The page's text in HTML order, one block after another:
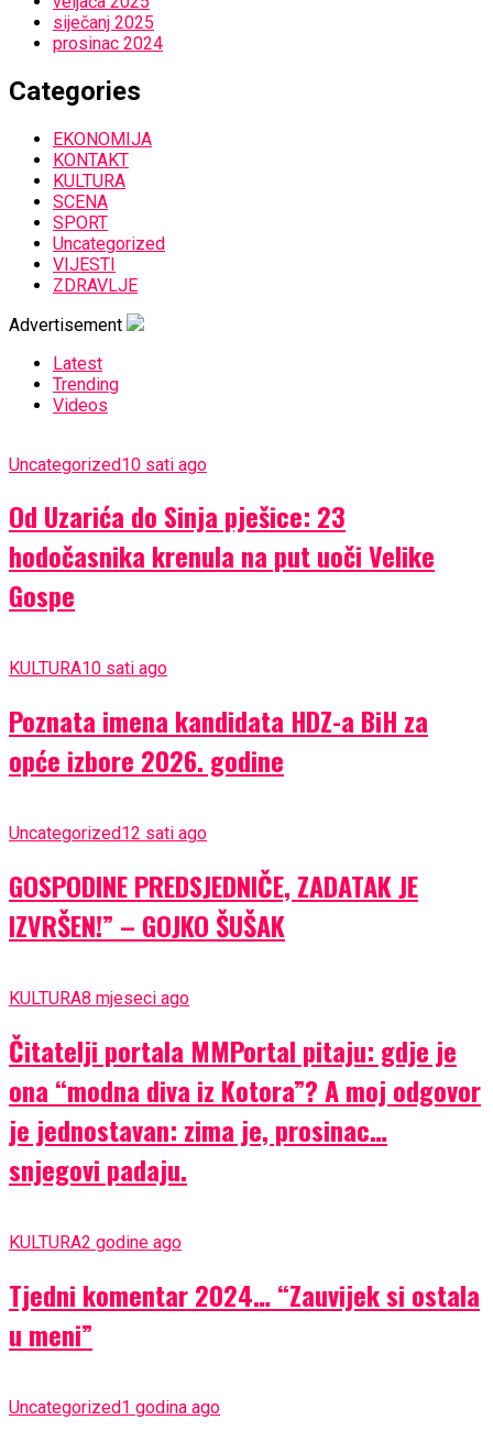
siječanj 2025
prosinac 2024
Categories
EKONOMIJA
KONTAKT
KULTURA
SCENA
SPORT
Uncategorized
VIJESTI
ZDRAVLJE
Advertisement
Latest
Trending
Videos
Uncategorized10 sati ago
Od Uzarića do Sinja pješice: 23
hodočasnika krenula na put uoči Velike
Gospe
KULTURA10 sati ago
Poznata imena kandidata HDZ-a BiH za
opće izbore 2026. godine
Uncategorized12 sati ago
GOSPODINE PREDSJEDNIČE, ZADATAK JE
IZVRŠEN!” – GOJKO ŠUŠAK
KULTURA8 mjeseci ago
Čitatelji portala MMPortal pitaju: gdje je
ona “modna diva iz Kotora”? A moj odgovor
je jednostavan: zima je, prosinac…
snjegovi padaju.
KULTURA2 godine ago
Tjedni komentar 2024… “Zauvijek si ostala
u meni”
Uncategorized1 godina ago